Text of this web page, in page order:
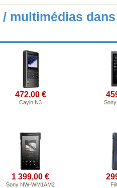
multimédias
472,00 €
Cayin N3
1 399,00 €
Sony NW-WM1AM2